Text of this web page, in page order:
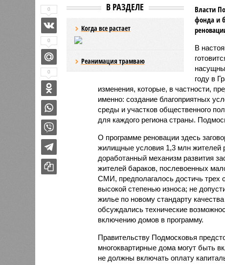
В РАЗДЕЛЕ
Когда все растает
Реанимация трамваю
Власти
фонда и
В
году в
изменения, которые, в частности,
именно: создание благоприятных
среды и участков общественного
для каждого региона страны.
О программе реновации здесь
жилищные условия 1,3 млн жителей
доработанный механизм развития
жителей бараков, послевоенных
СМИ, предполагалось достичь трех
высокой степенью износа; не
жилье по новому стандарту
обсуждались технические
включению домов в программу.
Правительству Подмосковья
многоквартирные дома могут быть
не должны включать оплату
0
0
0